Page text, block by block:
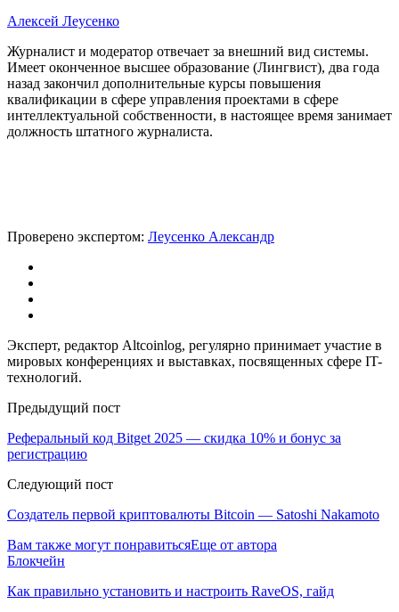
Алексей Леусенко
Журналист и модератор отвечает за внешний вид системы.
Имеет оконченное высшее образование (Лингвист), два года
назад закончил дополнительные курсы повышения
квалификации в сфере управления проектами в сфере
интеллектуальной собственности, в настоящее время занимает
должность штатного журналиста.
Проверено экспертом: Леусенко Александр
Эксперт, редактор Altcoinlog, регулярно принимает участие в
мировых конференциях и выставках, посвященных сфере IT-
технологий.
Предыдущий пост
Реферальный код Bitget 2025 — скидка 10% и бонус за
регистрацию
Следующий пост
Создатель первой криптовалюты Bitcoin — Satoshi Nakamoto
Вам также могут понравитьсяЕще от автора
Блокчейн
Как правильно установить и настроить RaveOS, гайд